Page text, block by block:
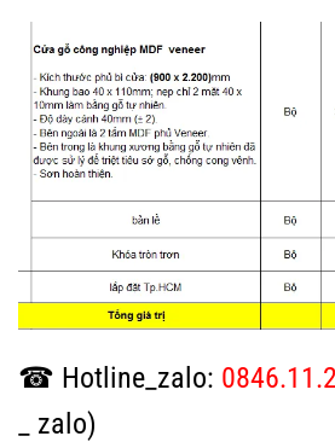
☎ Hotline_zalo:
_ zalo)